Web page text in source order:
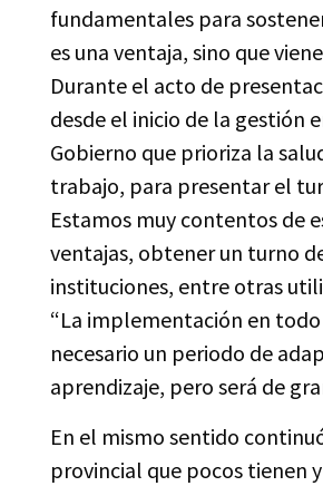
fundamentales para
es una ventaja, sino que
Durante el acto de
desde el inicio de la gestión
Gobierno que prioriza la
trabajo, para presentar el
Estamos muy contentos de
ventajas, obtener un turno
instituciones, entre otras
“La implementación en
necesario un periodo de
aprendizaje, pero será de
En el mismo sentido
provincial que pocos tienen